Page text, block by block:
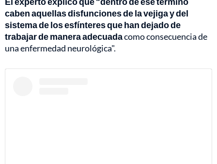
caben aquellas disfunciones de la vejiga y del
sistema de los esfínteres que han dejado de
trabajar de manera adecuadacomo consecuencia de
una enfermedad neurológica".